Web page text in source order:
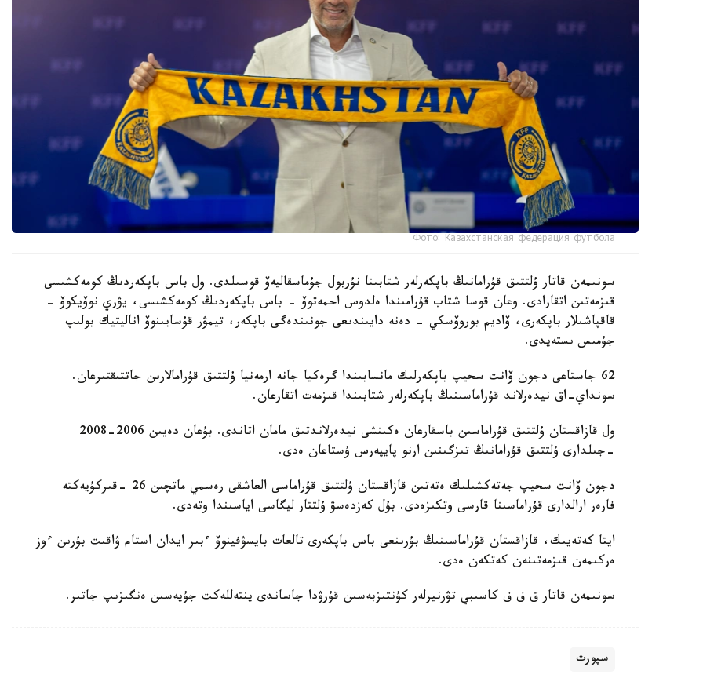
Фото: Казахстанская федерация футбола
سونىمەن قاتار ۇلتتىق قۇرامانىڭ باپكەرلەر شتابىنا نۇربول جۇماسقاليەۆ قوسىلدى. ول باس باپكەردىڭ كومەكشىسى
قىزمەتىن اتقارادى. وعان قوسا شتاب قۇرامىندا ەلدوس احمەتوۆ - باس باپكەردىڭ كومەكشىسى، يۋري نوۆيكوۆ -
قاقپاشىلار باپكەرى، ۆاديم بوروۆسكي - دەنە دايىندىعى جونىندەگى باپكەر، تيمۋر قۇسايىنوۆ اناليتيك بولىپ
جۇمىس ىستەيدى.
62 جاستاعى دجون ۆانت سحيپ باپكەرلىك مانسابىندا گرەكيا جانە ارمەنيا ۇلتتىق قۇرامالارىن جاتتىقتىرعان.
سونداي-اق نيدەرلاند قۇراماسىنىڭ باپكەرلەر شتابىندا قىزمەت اتقارعان.
ول قازاقستان ۇلتتىق قۇراماسىن باسقارعان ەكىنشى نيدەرلاندتىق مامان اتاندى. بۇعان دەيىن 2006-2008
-جىلدارى ۇلتتىق قۇرامانىڭ تىزگىنىن ارنو پايپەرس ۇستاعان ەدى.
دجون ۆانت سحيپ جەتەكشىلىك ەتەتىن قازاقستان ۇلتتىق قۇراماسى العاشقى رەسمي ماتچىن 26 -قىركۇيەكتە
فارەر ارالدارى قۇراماسىنا قارسى وتكىزەدى. بۇل كەزدەسۋ ۇلتتار ليگاسى اياسىندا وتەدى.
ايتا كەتەيىك، قازاقستان قۇراماسىنىڭ بۇرىنعى باس باپكەرى تالعات بايسۋفينوۆ ءبىر ايدان استام ۋاقىت بۇرىن ءوز
ەركىمەن قىزمەتىنەن كەتكەن ەدى.
سونىمەن قاتار ق ف ف كاسىبي تۋرنيرلەر كۇنتىزبەسىن قۇرۋدا جاساندى ينتەللەكت جۇيەسىن ەنگىزىپ جاتىر.
سپورت